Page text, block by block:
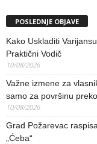
POSLEDNJE OBJAVE
Kako Uskladiti
Praktični Vodič
10/08/2026
Važne izmene za
samo za površinu
10/08/2026
Grad Požarevac
„Ćeba“